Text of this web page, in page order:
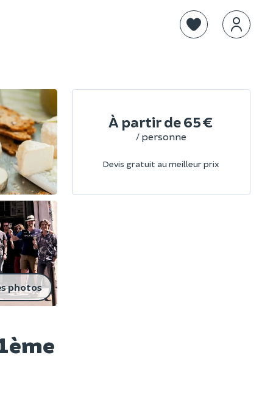
photos
À partir de65 €
/ personne
Devis gratuit au meilleur prix